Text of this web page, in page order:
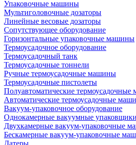
Упаковочные машины
Мультиголовочные дозаторы
Линейные весовые дозаторы
Сопутствующее оборудование
Горизонтальные упаковочные машины
Термоусадочное оборудование
Термоусадочный танк
Термоусадочные тоннели
Ручные термоусадочные машины
Термоусадочные пистолеты
Полуавтоматические
Автоматические термоусадочные
Вакуум-упаковочное оборудование
Однокамерные вакуумные упаковщики
Двухкамерные вакуум-упаковочные
Бескамерные вакуум-упаковочные
Датеры